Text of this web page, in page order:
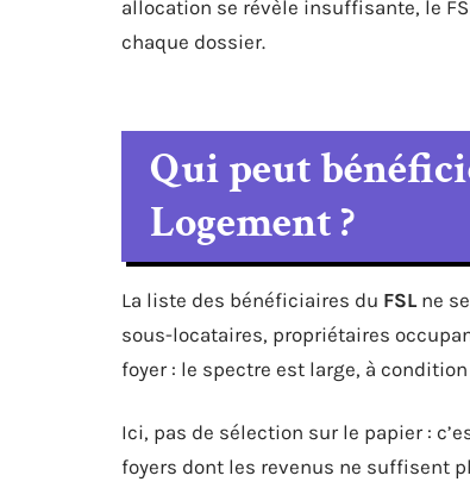
allocation se révèle insuffisante, le
chaque dossier.
Qui peut
Logement ?
La liste des bénéficiaires du FSLne
sous-locataires, propriétaires
foyer : le spectre est large, à
Ici, pas de sélection sur le papier :
foyers dont les revenus ne suffisent